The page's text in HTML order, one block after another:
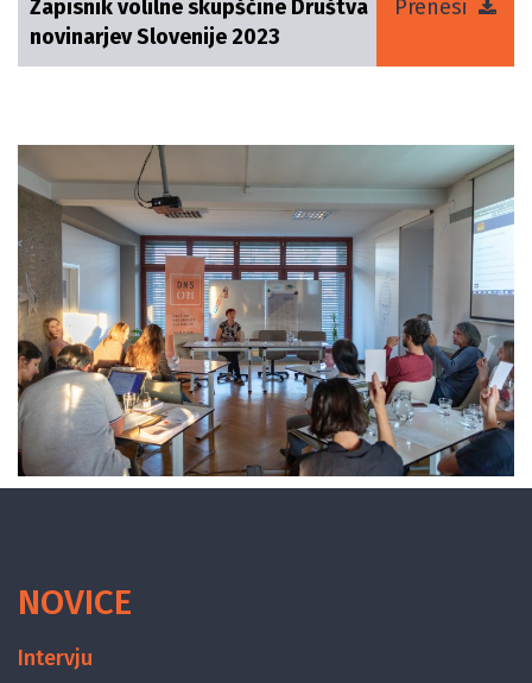
Zapisnik volilne skupščine Društva
novinarjev Slovenije 2023
Prenesi
NOVICE
Intervju